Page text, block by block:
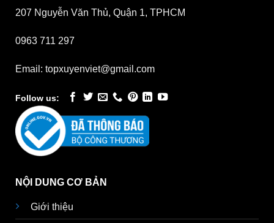
207 Nguyễn Văn Thủ, Quận 1, TPHCM
0963 711 297
Email: topxuyenviet@gmail.com
Follow us:
NỘI DUNG CƠ BẢN
Giới thiệu